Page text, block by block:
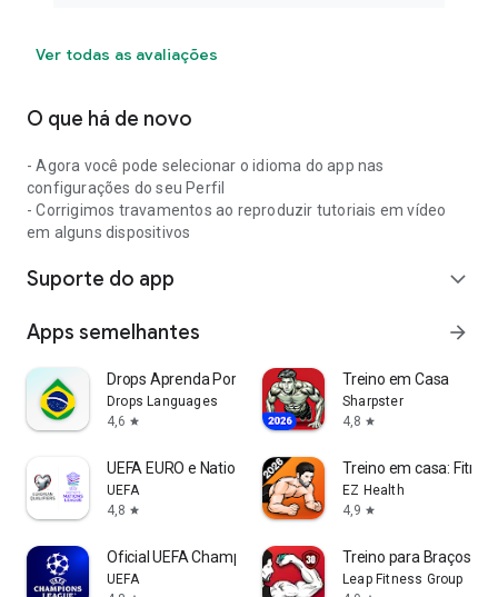
Ver todas as avaliações
O que há de novo
- Agora você pode selecionar o idioma do app nas
configurações do seu Perfil
- Corrigimos travamentos ao reproduzir tutoriais em vídeo
em alguns dispositivos
Suporte do app expand_more
Apps semelhantes arrow_forward
Drops Aprenda Português Brasil
Drops Languages
4,6 star
Treino em Casa
Sharpster
4,8 star
UEFA EURO e Nations League
UEFA
4,8 star
Treino em casa:
EZ Health
4,9 star
Oficial UEFA Champions League
UEFA
Treino para Braços
Leap Fitness Group